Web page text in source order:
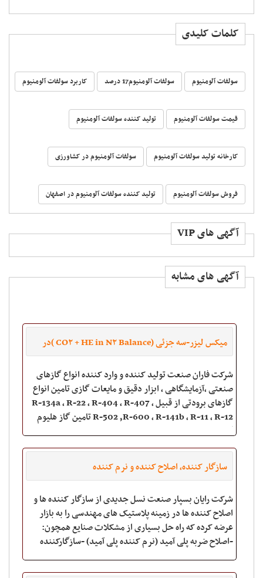
کلمات کلیدی
سولفات آلومنیوم سولفات آلومنیوم17 درصد کاربرد سولفات آلومنیوم
قیمت سولفات آلومنیوم تولید کننده سولفات آلومنیوم
کارخانه تولید سولفات آلومنیوم سولفات آلومنیوم در کشاورزی
فروش سولفات آلومنیوم تولید کننده سولفات آلومنیوم در اصفهان
آگهی های VIP
آگهی های مشابه
میکس لیزر-سه جزئی (CO۲ + HE in N۲ Balance )در
شرکت فاران صنعت تولید کننده و وارد کننده انواع گازهای
صنعتی ،آزمایشگاهی ، ابزار دقیق و مایعات گازی تامین انواع
گازهای برودتی از قبیل R-134a , R-22 , R-404 , R-407 ,
R-502 ,R-600 , R-141b , R-11 , R-12 تامین گاز هلیوم
گرید 6 و 5 / HE : 99.9999
سازگار کننده، اصلاح کننده و نرم کننده
شرکت رایان بسپار صنعت نسل جدیدی از سازگار کننده ها و
اصلاح کننده ها در زمینه پلاستیک های مهندسی را به بازار
عرضه کرده که راه حل بسیاری از مشکلات صنایع همچون:
-اصلاح ضربه پلی آمید (نرم کننده پلی آمید) -سازگارکننده